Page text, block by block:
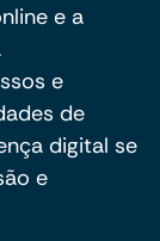
e a
e
de
digital se
e